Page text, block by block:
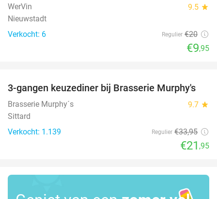
WerVin 9.5 star
Nieuwstadt
Verkocht: 6
Regulier €20
€9,95
35%
3-gangen keuzediner bij Brasserie Murphy's
Brasserie Murphy´s 9.7 star
Sittard
Verkocht: 1.139
Regulier €33,95
€21 ,95